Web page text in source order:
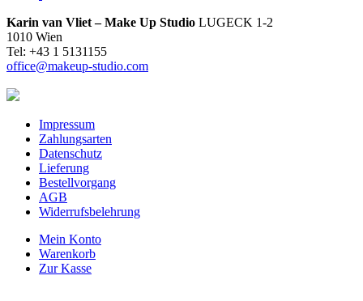
Karin van Vliet – Make Up Studio LUGECK 1-2
1010 Wien
Tel: +43 1 5131155
office@makeup-studio.com
Impressum
Zahlungsarten
Datenschutz
Lieferung
Bestellvorgang
AGB
Widerrufsbelehrung
Mein Konto
Warenkorb
Zur Kasse